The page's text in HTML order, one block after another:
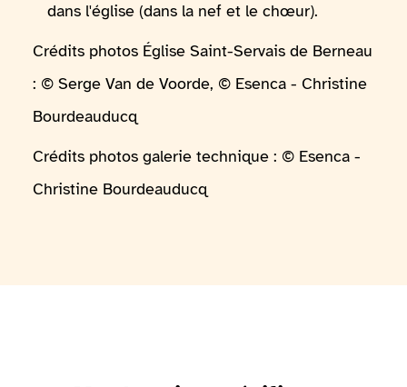
dans l'église (dans la nef et le chœur).
Crédits photos Église Saint-Servais de Berneau
: © Serge Van de Voorde, © Esenca - Christine
Bourdeauducq
Crédits photos galerie technique : © Esenca -
Christine Bourdeauducq